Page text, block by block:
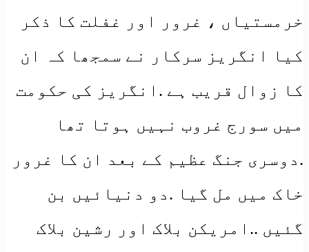
خرمستیاں ، غرور اور غفلت کا ذکر
کیا انگریز سرکار نے سمجھا کہ ان
کا زوال قریب ہے .انگریز کی حکومت
میں سورج غروب نہیں ہوتا تھا
.دوسری جنگ عظیم کے بعد ان کا غرور
خاک میں مل گیا .دو دنیائیں بن
گئیں ..امریکن بلاک اور رشین بلاک